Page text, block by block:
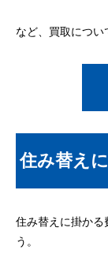
など、買取につい
住み替え
住み替えに掛かる
う。